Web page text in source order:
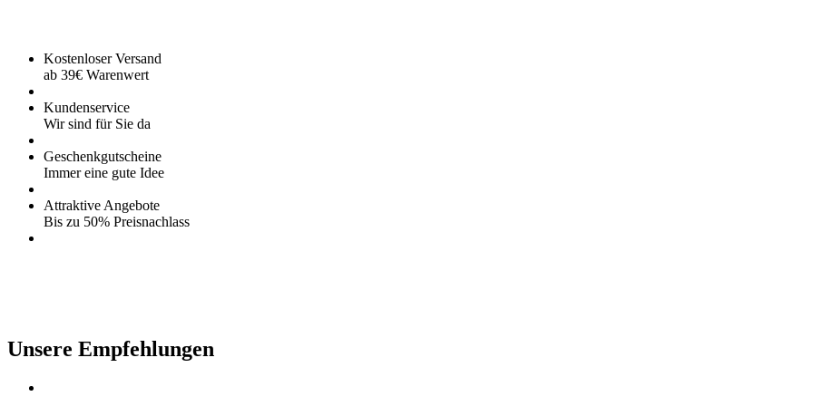
Kostenloser Versand
ab 39€ Warenwert
Kundenservice
Wir sind für Sie da
Geschenkgutscheine
Immer eine gute Idee
Attraktive Angebote
Bis zu 50% Preisnachlass
Unsere Empfehlungen